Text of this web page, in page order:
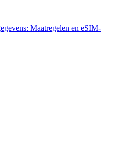
Maatregelen en eSIM-